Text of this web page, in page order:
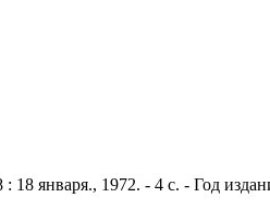
января., 1972. - 4 с. - Год